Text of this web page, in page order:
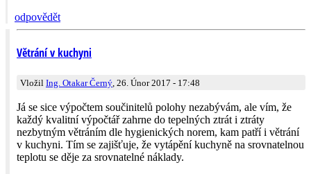
odpovědět
Větrání v kuchyni
Vložil Ing. Otakar Černý, 26. Únor 2017 - 17:48
Já se sice výpočtem součinitelů polohy nezabývám, ale vím, že
každý kvalitní výpočtář zahrne do tepelných ztrát i ztráty
nezbytným větráním dle hygienických norem, kam patří i větrání
v kuchyni. Tím se zajišťuje, že vytápění kuchyně na srovnatelnou
teplotu se děje za srovnatelné náklady.